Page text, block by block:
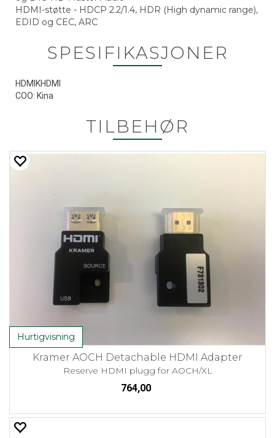
HDMI-støtte - HDCP 2.2/1.4, HDR (High dynamic range),
EDID og CEC, ARC
SPESIFIKASJONER
HDMIKHDMI
COO: Kina
TILBEHØR
Hurtigvisning
Kramer AOCH Detachable HDMI Adapter
Reserve HDMI plugg for AOCH/XL
764,00